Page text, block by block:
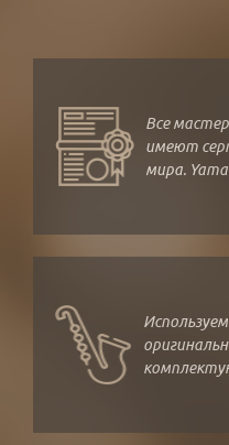
Все
имеют
мира.